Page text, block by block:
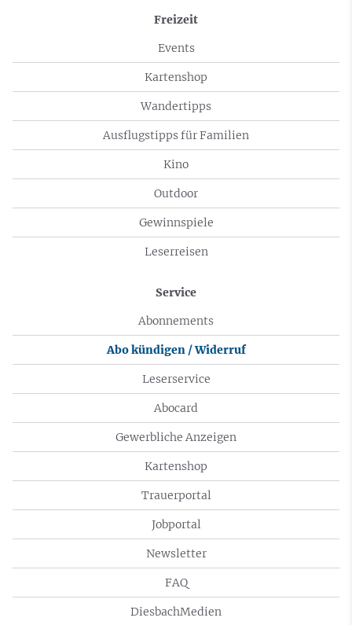
Freizeit
Events
Kartenshop
Wandertipps
Ausflugstipps für Familien
Kino
Outdoor
Gewinnspiele
Leserreisen
Service
Abonnements
Abo kündigen / Widerruf
Leserservice
Abocard
Gewerbliche Anzeigen
Kartenshop
Trauerportal
Jobportal
Newsletter
FAQ
DiesbachMedien